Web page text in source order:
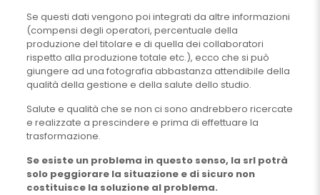
Se questi dati vengono poi integrati da altre informazioni
(compensi degli operatori, percentuale della
produzione del titolare e di quella dei collaboratori
rispetto alla produzione totale etc.), ecco che si può
giungere ad una fotografia abbastanza attendibile della
qualità della gestione e della salute dello studio.
Salute e qualità che se non ci sono andrebbero ricercate
e realizzate a prescindere e prima di effettuare la
trasformazione.
Se esiste un problema in questo senso, la srl potrà
solo peggiorare la situazione e di sicuro non
costituisce la soluzione al problema.